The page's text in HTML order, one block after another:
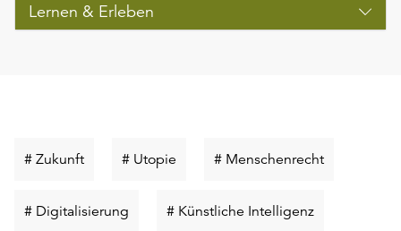
Lernen & Erleben
# ZukunftSchlüsselwort
# Utopie Schlüsselwort
# Menschenrecht
# Digitalisierung Schlüsselwort
# Künstliche IntelligenzSchlüsselwort